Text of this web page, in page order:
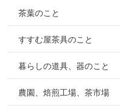
茶葉のこと
すすむ屋茶具のこと
暮らしの道具、器のこと
農園、焙煎工場、茶市場